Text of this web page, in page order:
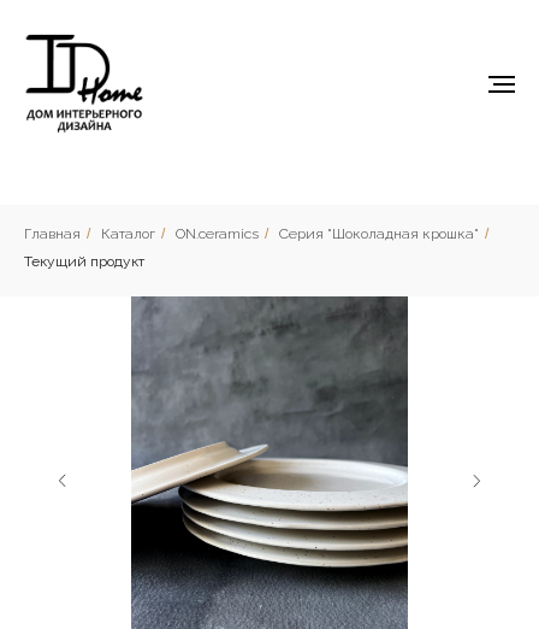
Главная / Каталог / ON.ceramics / Серия "Шоколадная крошка" /
Текущий продукт